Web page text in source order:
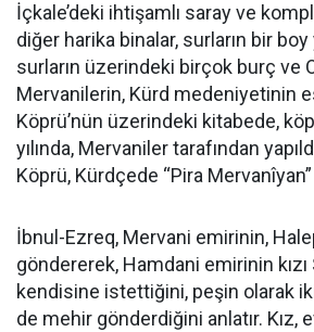
İçkale’deki ihtişamlı saray ve
diğer harika binalar, surların bir
surların üzerindeki birçok burç ve
Mervanilerin, Kürd medeniyetinin
Köprü’nün üzerindeki kitabede,
yılında, Mervaniler tarafından
Köprü, Kürdçede “Pira Mervanîyan”
İbnul-Ezreq, Mervani emirinin,
göndererek, Hamdani emirinin kızı
kendisine istettiğini, peşin olarak
de mehir gönderdiğini anlatır. Kız,